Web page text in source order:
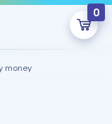
0
money